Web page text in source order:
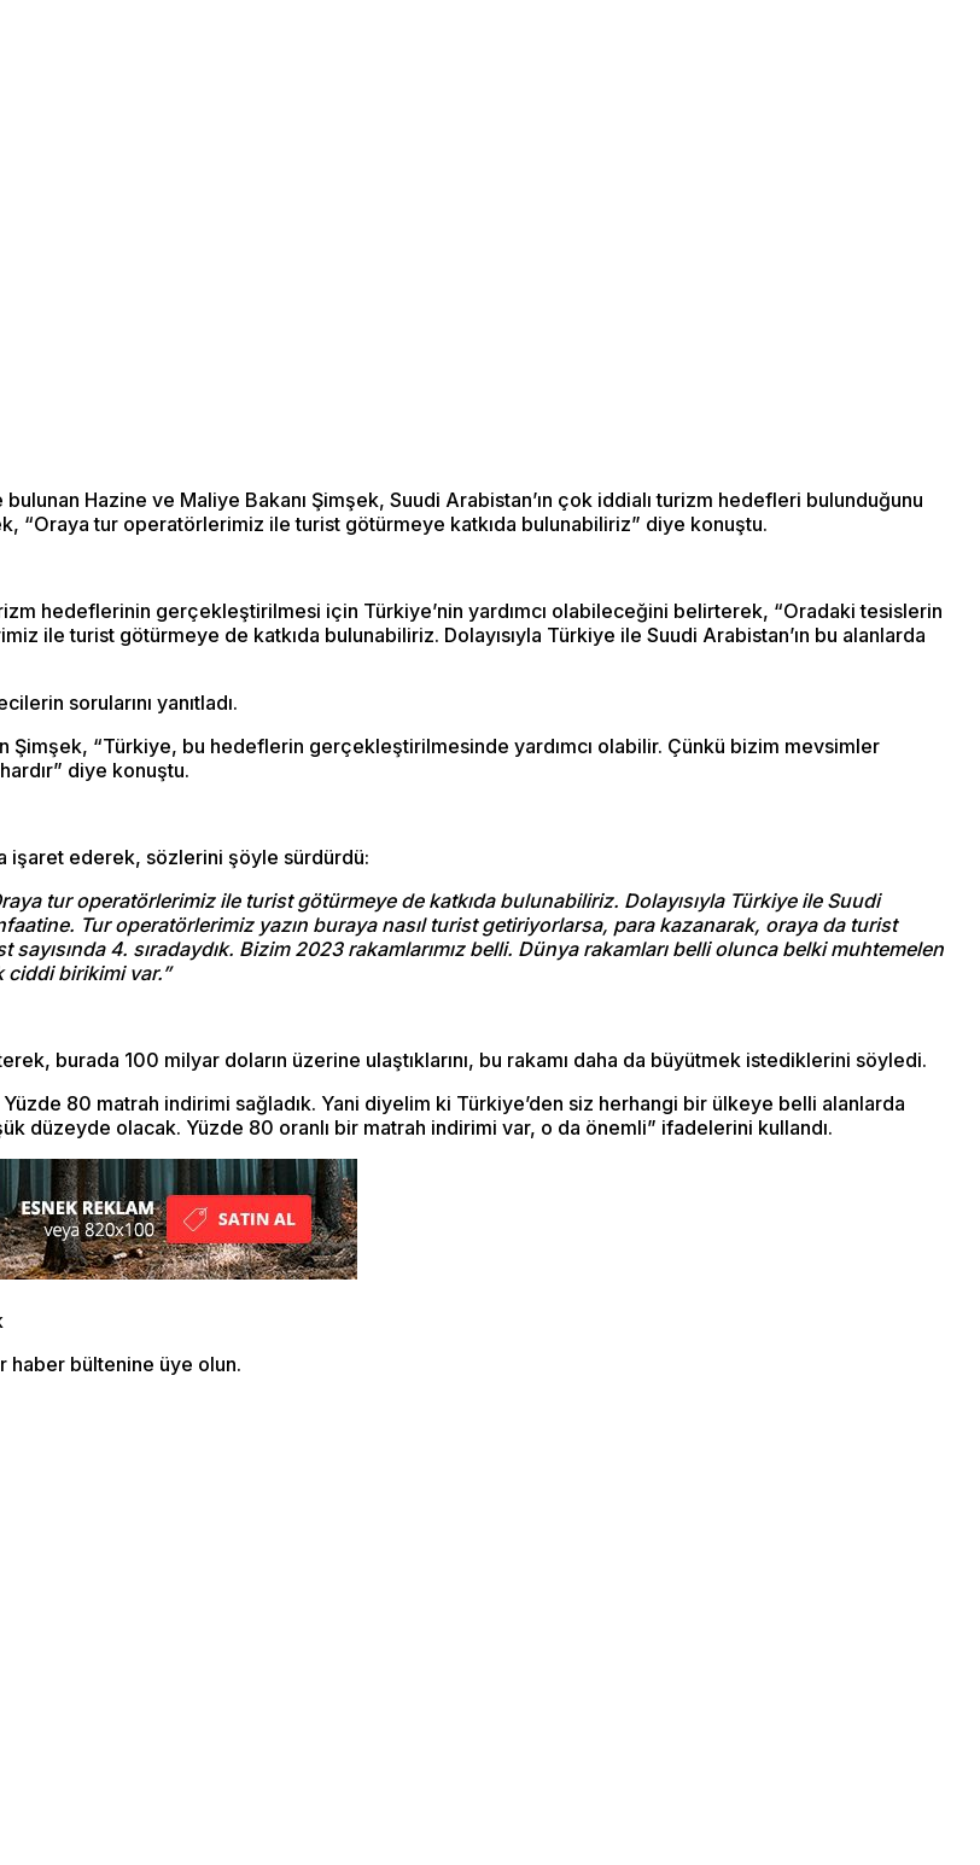
Hazine ve Maliye Bakanı Şimşek, Suudi Arabistan’ın çok iddialı turizm hedefleri bulunduğunu
“Oraya tur operatörlerimiz ile turist götürmeye katkıda bulunabiliriz” diye konuştu.
hedeflerinin gerçekleştirilmesi için Türkiye’nin yardımcı olabileceğini belirterek, “Oradaki tesislerin
ile turist götürmeye de katkıda bulunabiliriz. Dolayısıyla Türkiye ile Suudi Arabistan’ın bu alanlarda
sorularını yanıtladı.
Şimşek, “Türkiye, bu hedeflerin gerçekleştirilmesinde yardımcı olabilir. Çünkü bizim mevsimler
diye konuştu.
işaret ederek, sözlerini şöyle sürdürdü:
tur operatörlerimiz ile turist götürmeye de katkıda bulunabiliriz. Dolayısıyla Türkiye ile Suudi
Tur operatörlerimiz yazın buraya nasıl turist getiriyorlarsa, para kazanarak, oraya da turist
4. sıradaydık. Bizim 2023 rakamlarımız belli. Dünya rakamları belli olunca belki muhtemelen
ciddi birikimi var.”
burada 100 milyar doların üzerine ulaştıklarını, bu rakamı daha da büyütmek istediklerini söyledi.
80 matrah indirimi sağladık. Yani diyelim ki Türkiye’den siz herhangi bir ülkeye belli alanlarda
düzeyde olacak. Yüzde 80 oranlı bir matrah indirimi var, o da önemli” ifadelerini kullandı.
haber bültenine üye olun.